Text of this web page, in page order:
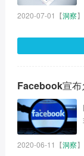
2020-07-01 【洞察】
Facebook宣布
2020-06-11 【洞察】